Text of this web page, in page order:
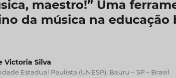
maestro!” Uma
da música na educação
Victoria Silva
Estadual Paulista (UNESP), Bauru – SP – Brasil